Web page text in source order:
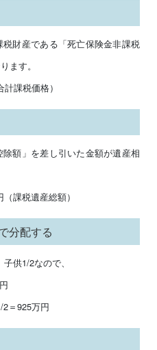
財産である「死亡保険金非課税
ます。
課税価格）
額」を差し引いた金額が遺産相
課税遺産総額）
分配する
供1/2なので、
＝925万円